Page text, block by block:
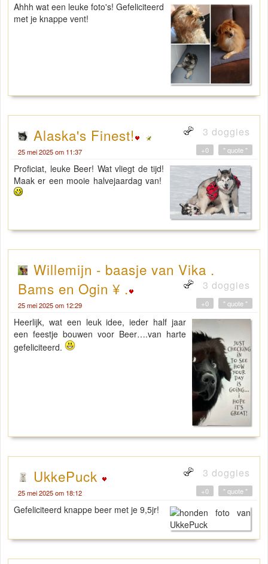
Ahhh wat een leuke foto's! Gefeliciteerd
met je knappe vent!
Alaska's Finest! 3 doggies
25 mei 2025 om 11:37 " quote "
+0
Proficiat, leuke Beer! Wat vliegt de tijd!
Maak er een mooie halvejaardag van!
Willemijn - baasje van Vika .
Bams en Ogin ¥ .
3 doggies
25 mei 2025 om 12:29 " quote "
+0
Heerlijk, wat een leuk idee, ieder half jaar
een feestje bouwen voor Beer….van harte
gefeliciteerd.
UkkePuck 3 doggies
25 mei 2025 om 18:12 " quote "
+0
Gefeliciteerd knappe beer met je 9,5jr!